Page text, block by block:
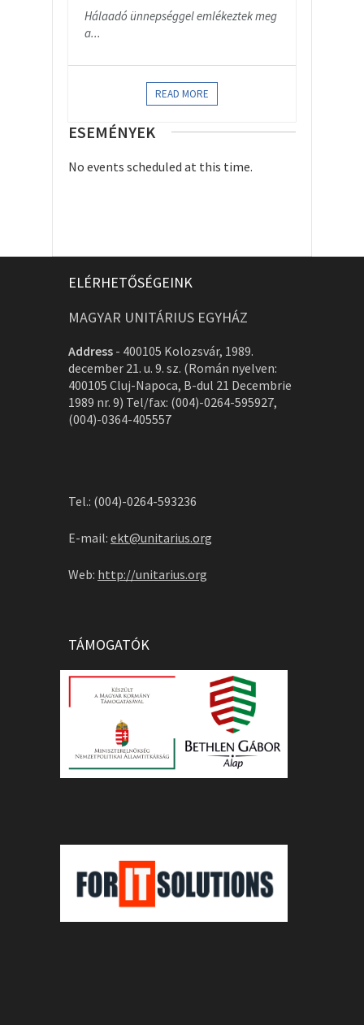
Hálaadó ünnepséggel emlékeztek meg
a...
READ MORE
ESEMÉNYEK
No events scheduled at this time.
ELÉRHETŐSÉGEINK
MAGYAR UNITÁRIUS EGYHÁZ
Address - 400105 Kolozsvár, 1989.
december 21. u. 9. sz. (Román nyelven:
400105 Cluj-Napoca, B-dul 21 Decembrie
1989 nr. 9) Tel/fax: (004)-0264-595927,
(004)-0364-405557
Tel.: (004)-0264-593236
E-mail: ekt@unitarius.org
Web: http://unitarius.org
TÁMOGATÓK